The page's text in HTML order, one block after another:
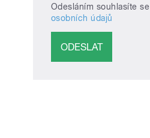
Odesláním souhlasíte se
osobních údajů